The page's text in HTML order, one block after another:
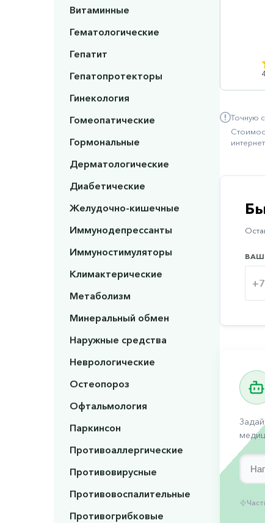
Витаминные
Гематологические
Гепатит
Гепатопротекторы
Гинекология
Гомеопатические
Гормональные
Дерматологические
Диабетические
Желудочно-кишечные
Иммунодепрессанты
Иммуностимуляторы
Климактерические
Метаболизм
Минеральный обмен
Наружные средства
Неврологические
Остеопороз
Офтальмология
Паркинсон
Противоаллергические
Противовирусные
Противовоспалительные
Противогрибковые
Точную
ВАШ